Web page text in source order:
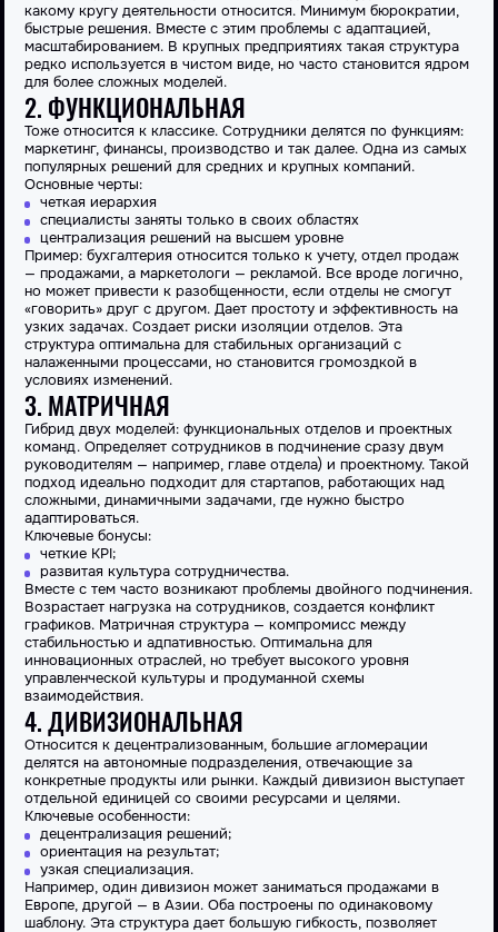
какому кругу деятельности относится. Минимум бюрократии,
быстрые решения. Вместе с этим проблемы с адаптацией,
масштабированием. В крупных предприятиях такая структура
редко используется в чистом виде, но часто становится ядром
для более сложных моделей.
2. ФУНКЦИОНАЛЬНАЯ
Тоже относится к классике. Сотрудники делятся по функциям:
маркетинг, финансы, производство и так далее. Одна из самых
популярных решений для средних и крупных компаний.
Основные черты:
четкая иерархия
специалисты заняты только в своих областях
централизация решений на высшем уровне
Пример: бухгалтерия относится только к учету, отдел продаж
— продажами, а маркетологи — рекламой. Все вроде логично,
но может привести к разобщенности, если отделы не смогут
«говорить» друг с другом. Дает простоту и эффективность на
узких задачах. Создает риски изоляции отделов. Эта
структура оптимальна для стабильных организаций с
налаженными процессами, но становится громоздкой в
условиях изменений.
3. МАТРИЧНАЯ
Гибрид двух моделей: функциональных отделов и проектных
команд. Определяет сотрудников в подчинение сразу двум
руководителям — например, главе отдела) и проектному. Такой
подход идеально подходит для стартапов, работающих над
сложными, динамичными задачами, где нужно быстро
адаптироваться.
Ключевые бонусы:
четкие KPI;
развитая культура сотрудничества.
Вместе с тем часто возникают проблемы двойного подчинения.
Возрастает нагрузка на сотрудников, создается конфликт
графиков. Матричная структура — компромисс между
стабильностью и адпативностью. Оптимальна для
инновационных отраслей, но требует высокого уровня
управленческой культуры и продуманной схемы
взаимодействия.
4. ДИВИЗИОНАЛЬНАЯ
Относится к децентрализованным, большие агломерации
делятся на автономные подразделения, отвечающие за
конкретные продукты или рынки. Каждый дивизион выступает
отдельной единицей со своими ресурсами и целями.
Ключевые особенности:
децентрализация решений;
ориентация на результат;
узкая специализация.
Например, один дивизион может заниматься продажами в
Европе, другой — в Азии. Оба построены по одинаковому
шаблону. Эта структура дает большую гибкость, позволяет